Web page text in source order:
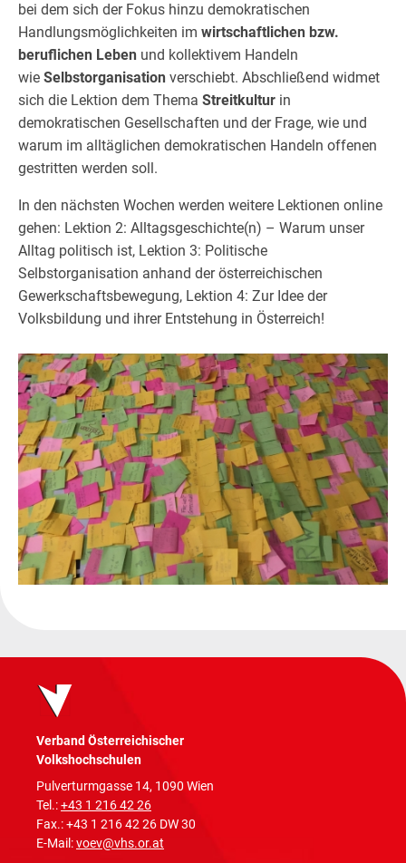
bei dem sich der Fokus hinzu demokratischen
Handlungsmöglichkeiten im wirtschaftlichen bzw.
beruflichen Leben und kollektivem Handeln
wie Selbstorganisation verschiebt. Abschließend widmet
sich die Lektion dem Thema Streitkultur in
demokratischen Gesellschaften und der Frage, wie und
warum im alltäglichen demokratischen Handeln offenen
gestritten werden soll.
In den nächsten Wochen werden weitere Lektionen online
gehen: Lektion 2: Alltagsgeschichte(n) – Warum unser
Alltag politisch ist, Lektion 3: Politische
Selbstorganisation anhand der österreichischen
Gewerkschaftsbewegung, Lektion 4: Zur Idee der
Volksbildung und ihrer Entstehung in Österreich!
Verband Österreichischer
Volkshochschulen
Pulverturmgasse 14, 1090 Wien
Tel.:+43 1 216 42 26
Fax.: +43 1 216 42 26 DW 30
E-Mail:voev@vhs.or.at